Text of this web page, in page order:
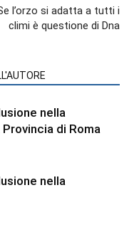
l’orzo si adatta a tutti i
climi è questione di Dna
nella
di Roma
nella